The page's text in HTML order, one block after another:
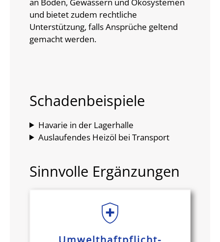
und bietet zudem rechtliche
Unterstützung, falls Ansprüche geltend
gemacht werden.
Schadenbeispiele
Havarie in der Lagerhalle
Auslaufendes Heizöl bei Transport
Sinnvolle Ergänzungen